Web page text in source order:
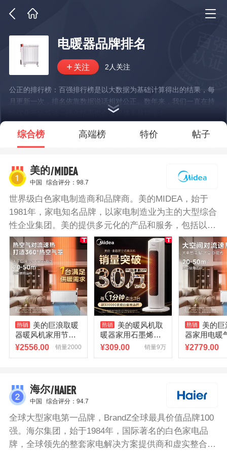
电暖器品牌排名
2人关注
公正的排行榜：百强排行榜是以大数据为基础计算得出的结果，每
月更新一次，排名依靠数据说话相对公正。数年来，我们一直在持
续优化升级算法，排名结果也会变得越来越精准！
*说明：仅展示部分数据
综合榜 高端榜 特价 帖子
美的/MIDEA
中国 综合评分：98.7
世界级白色家电制造商和品牌商。美的MIDEA，始于
1981年，家电知名品牌，以家电制造业为主的大型综合
性企业集团。美的提供多元化的产品和服务，包括以厨
房家电、冰箱、洗衣机、及各类小家电的消费电器业
务、以家用空调、中央空调、供暖及通风系统的暖通空
调业务。美的电暖器功率大加热快，全屋速热升温，持
久聚热暖透全身。内置优质恒温导热油，升温迅速，断
电后可持续供暖，节能省电。搭配3档加热设计，适配
不同房间大小，每度电都用得恰到好处。
美的巨浪取暖
器暖风机家用节能
浴室大面积电暖气
¥2556.00 销量2000
美的暖风机取
暖器家用石墨烯电
暖气炉节能小太阳2
¥309.00 销量9万
美的
器家用电暖
屋大面积取
¥2779.00
海尔/HAIER
中国 综合评分：94.7
全球大型家电第一品牌，BrandZ全球最具价值品牌100
强。海尔集团，始于1984年，国际著名的白色家电品
牌，全球领先的整套家电解决方案提供商和虚实整合通